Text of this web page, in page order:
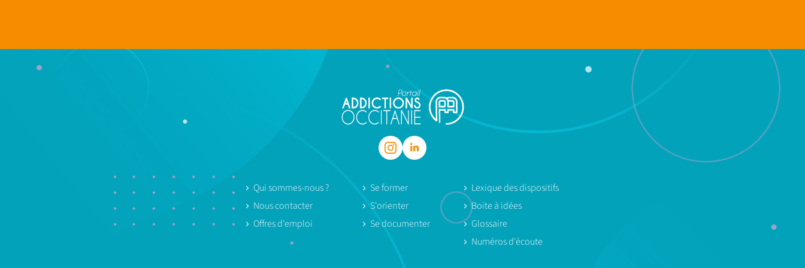
Qui sommes-nous ?
Nous contacter
Offres d'emploi
Se former
S'orienter
Se documenter
Lexique des dispositifs
Boite à idées
Glossaire
Numéros d'écoute